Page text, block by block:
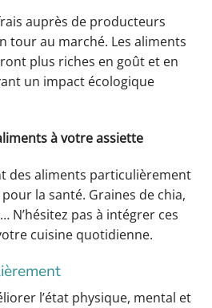
auprès de producteurs
tour au marché. Les aliments
plus riches en goût et en
un impact écologique
à votre assiette
des aliments particulièrement
la santé. Graines de chia,
N’hésitez pas à intégrer ces
cuisine quotidienne.
l’état physique, mental et